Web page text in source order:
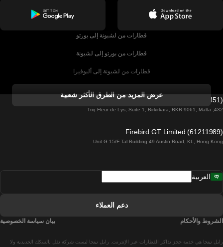
قطارات من لشبونة إلى بورتو
قطارات من بورتو إلى لشبونة
قطارات من لشبونة إلى ألبوفيرا
قطارات من ألبوفيرا إلى لشبونة
قطارات من لشبونة إلى لاغوس
قطارات من لشبونة إلى مدريد
عرض المزيد من الطرق الأكثر شعبية
Firebird GT Limited (OC 1451)
432, Triq Fleur de Lys, Suite 1, Birkirkara, BKR 9061, Malta
Firebird GT Limited (61211989)
Unit G 15/F Tal Building 49 Austin Road, KL, Hong Kong
رايل نينجا هي خدمة حجز تذاكر القطارات عبر الإنترنت. رايل نينجا ليست شركة نقل بالسكك الحديدية ولا
العربية
دعم العملاء
الشروط والأحكام بيان سياسة الخصوصية